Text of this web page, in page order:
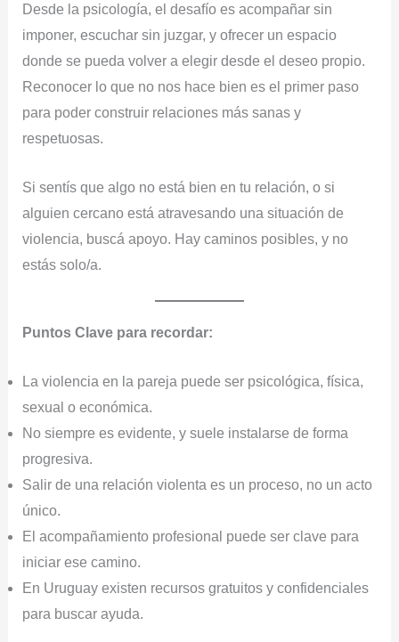
Desde la psicología, el desafío es acompañar sin
imponer, escuchar sin juzgar, y ofrecer un espacio
donde se pueda volver a elegir desde el deseo propio.
Reconocer lo que no nos hace bien es el primer paso
para poder construir relaciones más sanas y
respetuosas.
Si sentís que algo no está bien en tu relación, o si
alguien cercano está atravesando una situación de
violencia, buscá apoyo. Hay caminos posibles, y no
estás solo/a.
Puntos Clave para recordar:
La violencia en la pareja puede ser psicológica, física,
sexual o económica.
No siempre es evidente, y suele instalarse de forma
progresiva.
Salir de una relación violenta es un proceso, no un acto
único.
El acompañamiento profesional puede ser clave para
iniciar ese camino.
En Uruguay existen recursos gratuitos y confidenciales
para buscar ayuda.